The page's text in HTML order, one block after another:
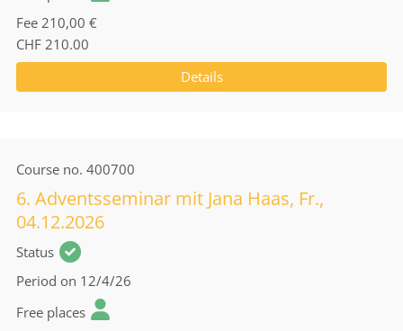
Fee 210,00 €
CHF 210.00
Details
Course no. 400700
6. Adventsseminar mit Jana Haas, Fr.,
04.12.2026
Status
Period on 12/4/26
Free places